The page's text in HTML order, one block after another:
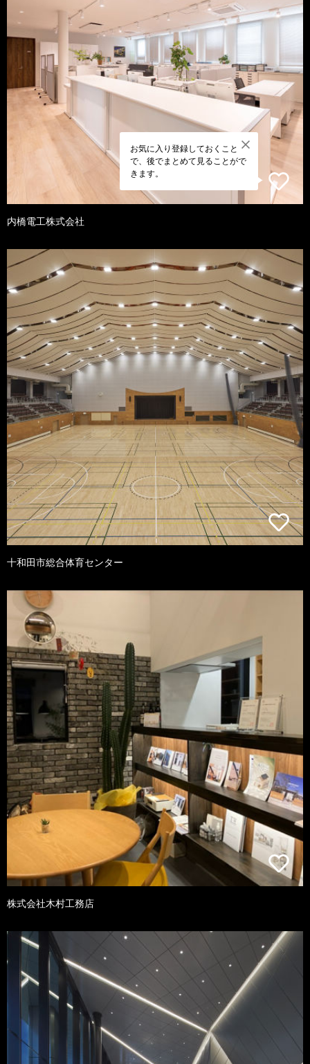
お気に入り登録しておくこと
で、後でまとめて見ることがで
きます。
内橋電工株式会社
十和田市総合体育センター
株式会社木村工務店